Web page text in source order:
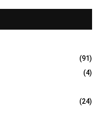
R
C
H
(91)
(4)
(24)